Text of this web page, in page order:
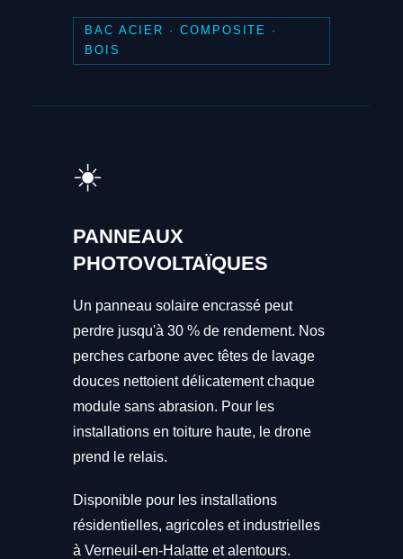
BAC ACIER · COMPOSITE ·
BOIS
☀️
PANNEAUX
PHOTOVOLTAÏQUES
Un panneau solaire encrassé peut
perdre jusqu'à 30 % de rendement. Nos
perches carbone avec têtes de lavage
douces nettoient délicatement chaque
module sans abrasion. Pour les
installations en toiture haute, le drone
prend le relais.
Disponible pour les installations
résidentielles, agricoles et industrielles
à Verneuil-en-Halatte et alentours.